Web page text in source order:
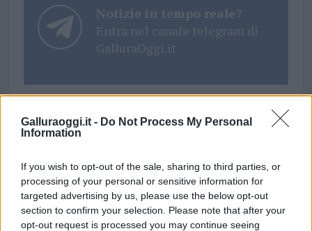
Galluraoggi.it - Do Not Process My Personal
Information
If you wish to opt-out of the sale, sharing to third parties, or
processing of your personal or sensitive information for
targeted advertising by us, please use the below opt-out
section to confirm your selection. Please note that after your
opt-out request is processed you may continue seeing
Notizie in tempo reale?
Entra nel canale telegram di
GalluraOggi.it
Ricevi le nostre ultime news
daGoogle News
Condividi l'articolo